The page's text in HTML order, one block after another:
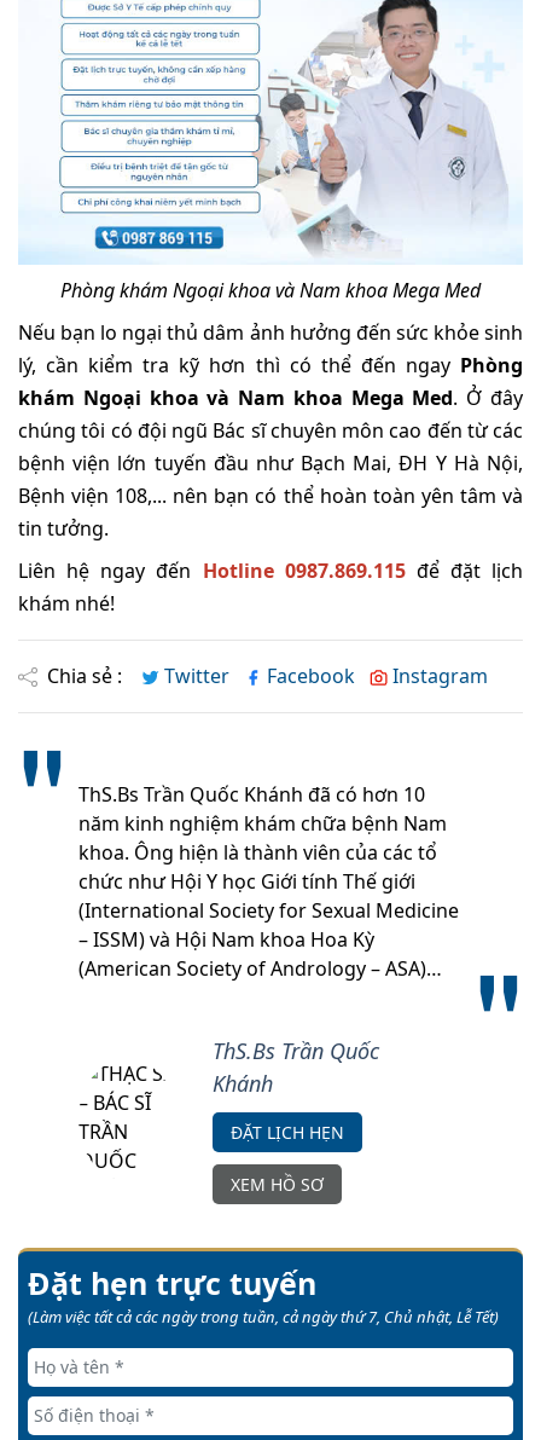
Phòng khám Ngoại khoa và Nam khoa Mega Med
Nếu bạn lo ngại thủ dâm ảnh hưởng đến sức khỏe sinh
lý, cần kiểm tra kỹ hơn thì có thể đến ngay Phòng
khám Ngoại khoa và Nam khoa Mega Med. Ở đây
chúng tôi có đội ngũ Bác sĩ chuyên môn cao đến từ các
bệnh viện lớn tuyến đầu như Bạch Mai, ĐH Y Hà Nội,
Bệnh viện 108,... nên bạn có thể hoàn toàn yên tâm và
tin tưởng.
Liên hệ ngay đến Hotline 0987.869.115để đặt lịch
khám nhé!
Chia sẻ : Twitter Facebook Instagram
ThS.Bs Trần Quốc Khánh đã có hơn 10
năm kinh nghiệm khám chữa bệnh Nam
khoa. Ông hiện là thành viên của các tổ
chức như Hội Y học Giới tính Thế giới
(International Society for Sexual Medicine
– ISSM) và Hội Nam khoa Hoa Kỳ
(American Society of Andrology – ASA)…
ThS.Bs Trần Quốc
Khánh
ĐẶT LỊCH HẸN
XEM HỒ SƠ
Đặt hẹn trực tuyến
(Làm việc tất cả các ngày trong tuần, cả ngày thứ 7, Chủ nhật, Lễ Tết)